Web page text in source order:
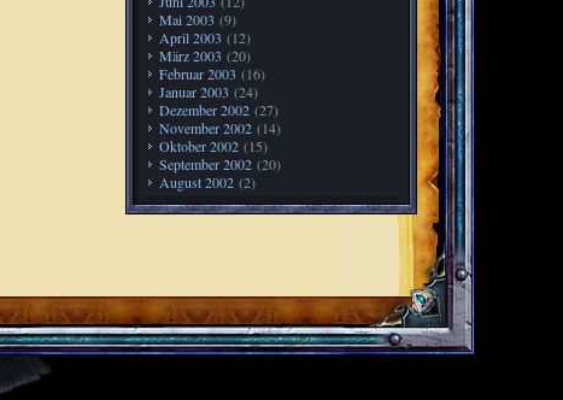
Mai 2003 (9)
April 2003 (12)
März 2003 (20)
Februar 2003 (16)
Januar 2003 (24)
Dezember 2002 (27)
November 2002 (14)
Oktober 2002 (15)
September 2002 (20)
August 2002 (2)